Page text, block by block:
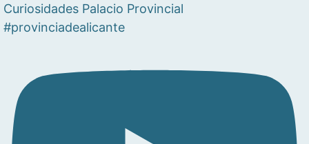
Curiosidades Palacio Provincial
#provinciadealicante